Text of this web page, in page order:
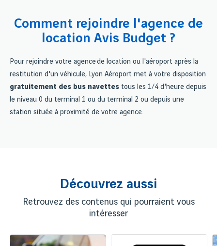
Comment rejoindre l'agence de
location Avis Budget ?
Pour rejoindre votre agence de location ou l'aéroport après la
restitution d'un véhicule, Lyon Aéroport met à votre disposition
gratuitement des bus navettes tous les 1/4 d'heure depuis
le niveau 0 du terminal 1 ou du terminal 2 ou depuis une
station située à proximité de votre agence.
Découvrez aussi
Retrouvez des contenus qui pourraient vous
intéresser